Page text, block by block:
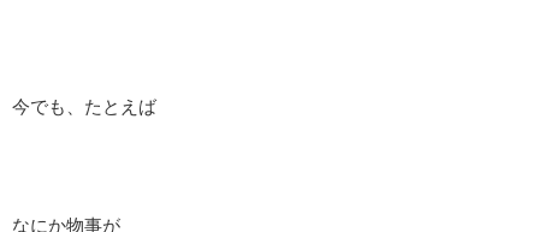
今でも、たとえば
なにか物事が